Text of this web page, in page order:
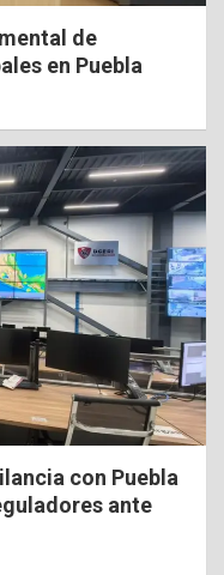
de
en Puebla
con Puebla
ante